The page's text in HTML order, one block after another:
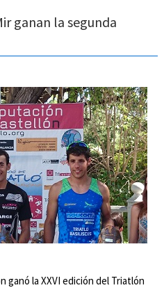
ganan la segunda
ganó la XXVI edición del Triatlón